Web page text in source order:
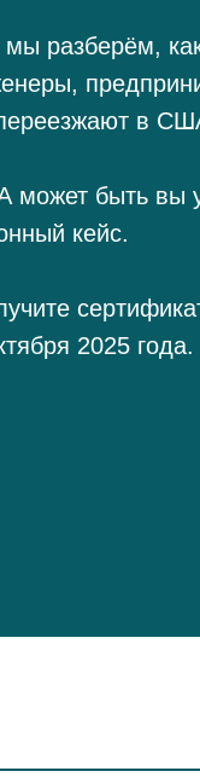
разберём,
в
А может быть
кейс.
2025